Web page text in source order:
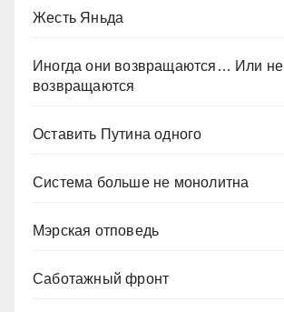
Жесть Яньда
Иногда они возвращаются… Или не
возвращаются
Оставить Путина одного
Система больше не монолитна
Мэрская отповедь
Саботажный фронт